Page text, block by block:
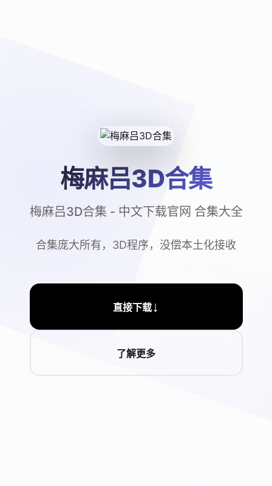
梅麻吕3D合集
梅麻吕3D合集 - 中文下载官网 合集大全
合集庞大所有，3D程序，没偿本土化接收
直接下载↓
了解更多